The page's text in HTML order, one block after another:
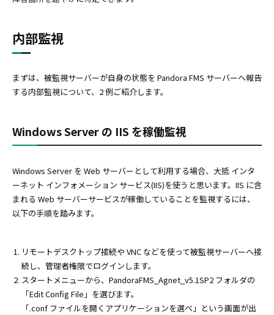
内部監視
まずは、被監視サーバーが自身の状態を Pandora FMS サーバーへ報告
する内部監視について、2 例ご紹介します。
Windows Server の IIS を稼働監視
Windows Server を Web サーバーとして利用する場合、大抵 インタ
ーネット インフォメーション サービス(IIS)を使うと思います。IIS に含
まれる Web サーバーサービスが稼働していることを監視するには、
以下の手順を踏みます。
リモートデスクトップ接続や VNC などを使って被監視サーバーへ接
続し、管理者権限でログインします。
スタートメニューから、PandoraFMS_Agnet_v5.1SP2 フォルダの
「Edit Config File」を選びます。
「.conf ファイルを開くアプリケーションを選べ」という画面が出